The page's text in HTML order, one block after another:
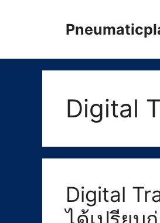
Digital
Digital